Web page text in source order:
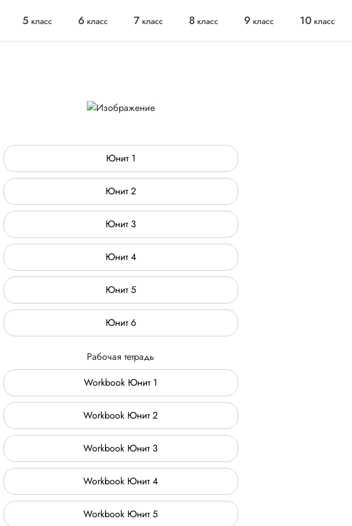
5 класс 6 класс 7 класс 8 класс 9 класс 10 класс
Юнит 1
Юнит 2
Юнит 3
Юнит 4
Юнит 5
Юнит 6
Рабочая тетрадь
Workbook Юнит 1
Workbook Юнит 2
Workbook Юнит 3
Workbook Юнит 4
Workbook Юнит 5